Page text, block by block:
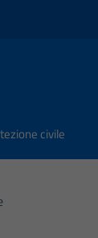
civile